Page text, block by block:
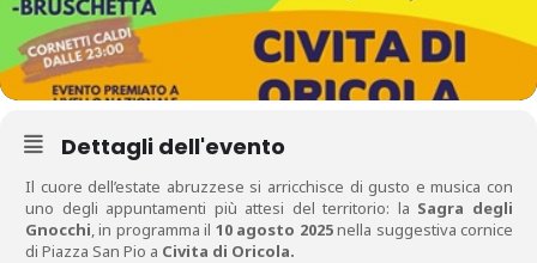
Dettagli dell'evento
Il cuore dell’estate abruzzese si arricchisce di gusto e musica con
uno degli appuntamenti più attesi del territorio: la Sagra degli
Gnocchi, in programma il 10 agosto 2025nella suggestiva cornice
di Piazza San Pio a Civita di Oricola.